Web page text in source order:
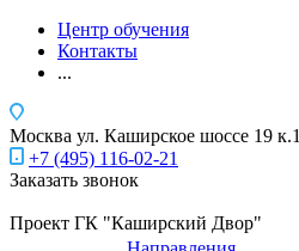
Центр обучения
Контакты
...
Москва ул. Каширское шоссе 19 к.1
+7 (495) 116-02-21
Заказать звонок
Проект ГК "Каширский Двор"